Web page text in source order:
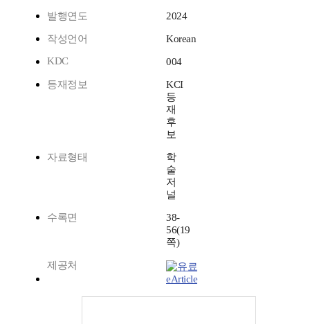
발행연도 2024
작성언어
Korean
KDC
004
등재정보
KCI
등
재
후
보
자료형태
학
술
저
널
수록면
38-
56(19
쪽)
제공처
eArticle